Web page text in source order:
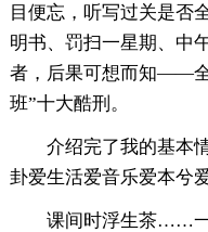
目便忘，听写过关是否
明书、罚扫一星期、中
者，后果可想而知——
班”十大酷刑。
介绍完了我的基本
卦爱生活爱音乐爱本兮
课间时浮生茶……